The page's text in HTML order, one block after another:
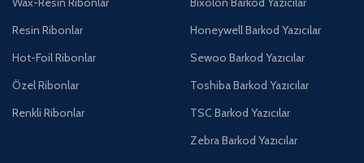
Resin Ribonlar
Hot-Foil Ribonlar
Özel Ribonlar
Renkli Ribonlar
Honeywell Barkod Yazıcılar
Sewoo Barkod Yazıcılar
Toshiba Barkod Yazıcılar
TSC Barkod Yazıcılar
Zebra Barkod Yazıcılar